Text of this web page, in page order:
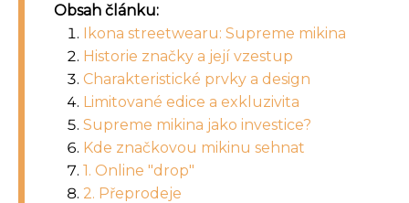
Obsah článku:
Ikona streetwearu: Supreme mikina
Historie značky a její vzestup
Charakteristické prvky a design
Limitované edice a exkluzivita
Supreme mikina jako investice?
Kde značkovou mikinu sehnat
1. Online "drop"
2. Přeprodeje